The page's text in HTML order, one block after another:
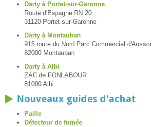
Darty à Portet-sur-Garonne
Route d'Espagne RN 20
31120 Portet-sur-Garonne
Darty à Montauban
915 route du Nord Parc Commercial
82000 Montauban
Darty à Albi
ZAC de FONLABOUR
81000 Albi
Nouveaux guides d'achat
Paille
Détecteur de fumée